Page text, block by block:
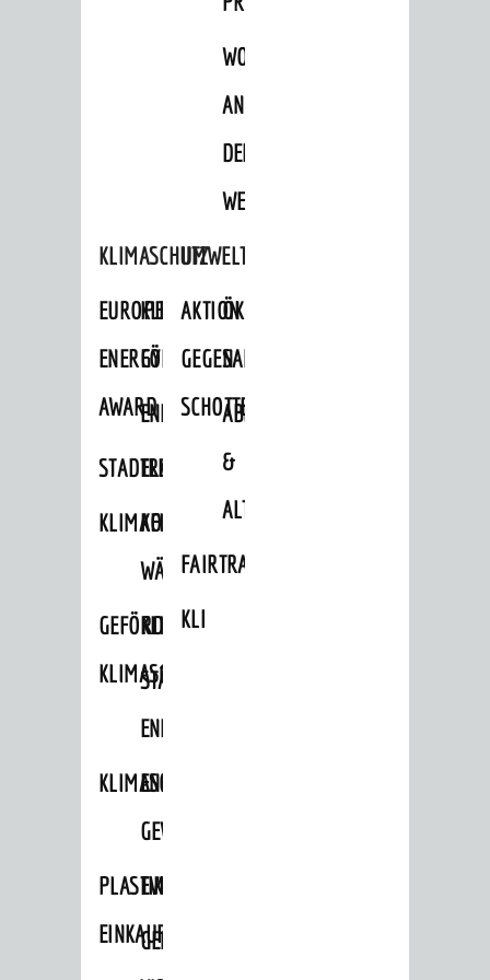
WOHNBEBAUUNG
AN
DER
WEINBERGSTRASSE
KLIMASCHUTZ
EUROPEAN
ENERGY
AWARD
KLIMASCHUTZ-
FÖRDERPROGRAMME
ENERGIEBERATUNG
STADTRADELN
ELEKTROMOBILITÄTSBERATUNG
KLIMAFITKOMMUNALE
WÄRMEPLANUNG
GEFÖRDERTE
KLIMASCHUTZMASSNAHMEN
KLIMASCHUTZKONZEPT
STÄDTISCHES
ENERGIEMANAGEMENT
KLIMASCHUTZKOMMISSION
ENERGIEKARAWANE
GEWERBE
PLASTIKTÜTENFREIE
EINKAUFSSTADT
EVENTS
GEMEINSAME
UMWELTSCHUTZ
AKTION
GEGEN
SCHOTTERGÄRTEN
ÖKOLOGISCHE
SANIERUNG/WAIDSEE
ABFALL
&
ALTLASTEN
FAIRTRADE
KLEIDERTAUSCHBÖRSE